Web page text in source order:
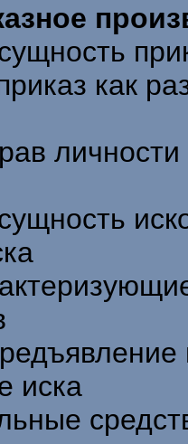
как
иска